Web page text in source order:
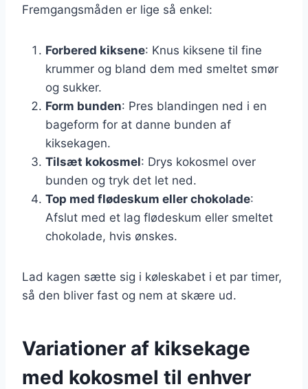
Fremgangsmåden er lige så enkel:
Forbered kiksene: Knus kiksene til fine
krummer og bland dem med smeltet smør
og sukker.
Form bunden: Pres blandingen ned i en
bageform for at danne bunden af
kiksekagen.
Tilsæt kokosmel: Drys kokosmel over
bunden og tryk det let ned.
Top med flødeskum eller chokolade:
Afslut med et lag flødeskum eller smeltet
chokolade, hvis ønskes.
Lad kagen sætte sig i køleskabet i et par timer,
så den bliver fast og nem at skære ud.
Variationer af kiksekage
med kokosmel til enhver